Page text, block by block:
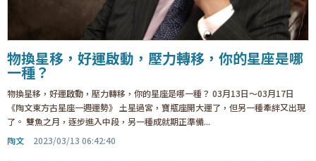
物換星移，好運啟動，壓力轉移，你的星座是哪
一種？
物換星移，好運啟動，壓力轉移，你的星座是哪一種？ 03月13日～03月17日
《陶文東方古星座一週運勢》 土星過宮，寶瓶座開大運了，但另一種牽絆又出現
了。 雙魚之月，逐步進入中段，另一種成就期正準備...
陶文
2023/03/13 06:42:40